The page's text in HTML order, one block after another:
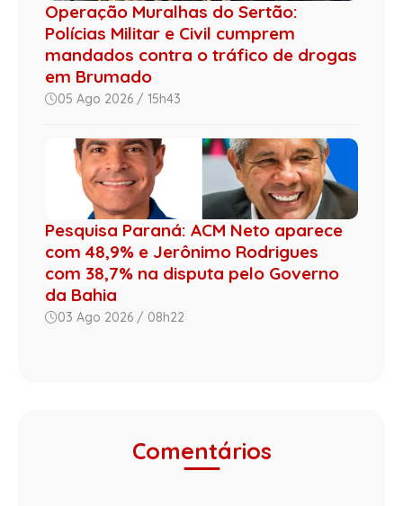
Operação Muralhas do Sertão:
Polícias Militar e Civil cumprem
mandados contra o tráfico de drogas
em Brumado
05 Ago 2026 / 15h43
Pesquisa Paraná: ACM Neto aparece
com 48,9% e Jerônimo Rodrigues
com 38,7% na disputa pelo Governo
da Bahia
03 Ago 2026 / 08h22
Comentários